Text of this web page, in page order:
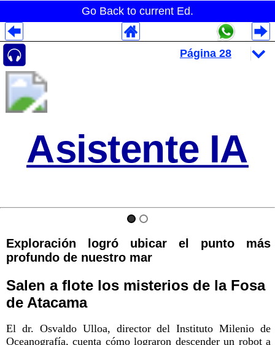
Go Back to current Ed.
Asistente IA
Exploración logró ubicar el punto más
profundo de nuestro mar
Salen a flote los misterios de la Fosa
de Atacama
El dr. Osvaldo Ulloa, director del Instituto Milenio de
Oceanografía, cuenta cómo lograron descender un robot a
Despliegues Analytics
Despliegues Totales
Despliegues por Rubros